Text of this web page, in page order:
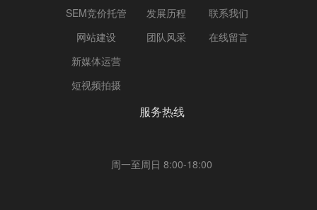
SEM竞价托管
网站建设
新媒体运营
短视频拍摄
发展历程
团队风采
联系我们
在线留言
服务热线
周一至周日 8:00-18:00